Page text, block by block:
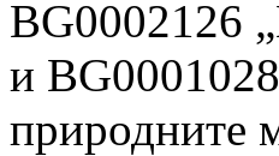
BG0002126
и
природните